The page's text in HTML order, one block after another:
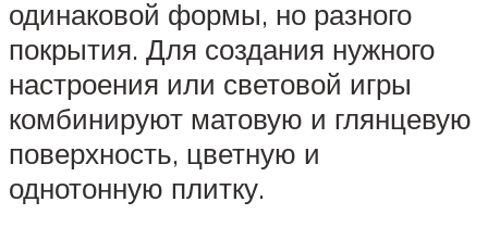
одинаковой формы, но разного
покрытия. Для создания нужного
настроения или световой игры
комбинируют матовую и глянцевую
поверхность, цветную и
однотонную плитку.